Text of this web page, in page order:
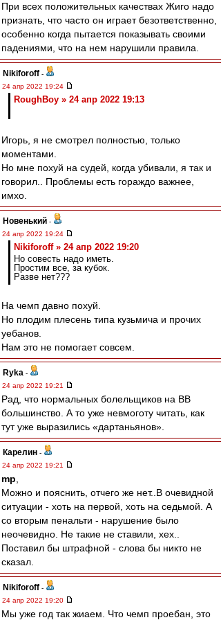
При всех положительных качествах Жиго надо
признать, что часто он играет безответственно,
особенно когда пытается показывать своими
падениями, что на нем нарушили правила.
Nikiforoff -
24 апр 2022 19:24
RoughBoy » 24 апр 2022 19:13
Игорь, я не смотрел полностью, только
моментами.
Но мне похуй на судей, когда убивали, я так и
говорил.. Проблемы есть гораждо важнее,
имхо.
Новенький -
24 апр 2022 19:24
Nikiforoff » 24 апр 2022 19:20
Но совесть надо иметь.
Простим все, за кубок.
Разве нет???
На чемп давно похуй.
Но плодим плесень типа кузьмича и прочих
уебанов.
Нам это не помогает совсем.
Ryka -
24 апр 2022 19:21
Рад, что нормальных болельщиков на ВВ
большинство. А то уже невмоготу читать, как
тут уже выразились «дартаньянов».
Карелин -
24 апр 2022 19:21
mp
Можно и пояснить, отчего же нет..В очевидной
ситуации - хоть на первой, хоть на седьмой. А
со вторым пенальти - нарушение было
неочевидно. Не такие не ставили, хех..
Поставил бы штрафной - слова бы никто не
сказал.
Nikiforoff -
24 апр 2022 19:20
Мы уже год так жиаем. Что чемп проебан, это